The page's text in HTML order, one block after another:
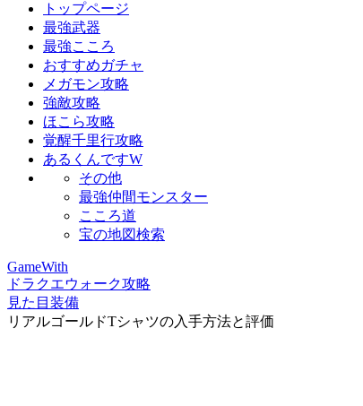
トップページ
最強武器
最強こころ
おすすめガチャ
メガモン攻略
強敵攻略
ほこら攻略
覚醒千里行攻略
あるくんですW
その他
最強仲間モンスター
こころ道
宝の地図検索
GameWith
ドラクエウォーク攻略
見た目装備
リアルゴールドTシャツの入手方法と評価